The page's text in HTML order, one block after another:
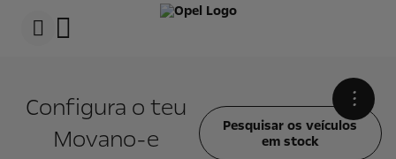
•
Configura o teu
Movano-e
Pesquisar os veículos
em stock